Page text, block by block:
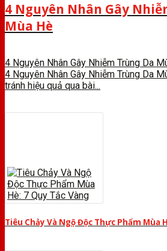
4 Nguyên Nhân Gây
Mùa Hè
4 Nguyên Nhân Gây Nhiễm Trùng Da
4 Nguyên Nhân Gây Nhiễm Trùng Da
tránh hiệu quả qua bài...
Tiêu Chảy Và Ngộ Độc Thực Phẩm Mùa